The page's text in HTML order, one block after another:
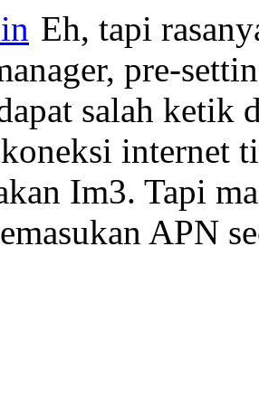
Eh, tapi
pre-
salah ketik
internet
Im3. Tapi
APN